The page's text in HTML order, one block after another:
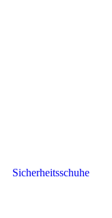
Sicherheitsschuhe